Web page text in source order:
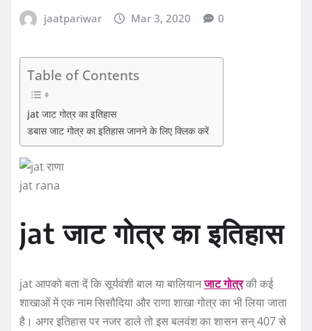
jaatpariwar Mar 3, 2020 0
Table of Contents
jat जाट गोत्र का इतिहास
डबास जाट गोत्र का इतिहास जानने के लिए क्लिक करें
jat rana
jat जाट गोत्र का इतिहास
jat आपको बता दें कि सूर्यवंशी बाल या बालियानजाट गोत्रकी कई
शाखाओं में एक नाम सिसौदिया और राणा शाखा गोत्र का भी लिया जाता
है। अगर इतिहास पर नजर डाले तो इस बलवंश का शासन सन् 407 से